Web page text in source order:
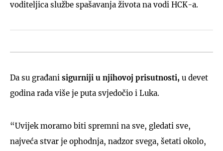
voditeljica službe spašavanja života na vodi HCK-a.
Da su građani sigurniji u njihovoj prisutnosti, u devet
godina rada više je puta svjedočio i Luka.
“Uvijek moramo biti spremni na sve, gledati sve,
najveća stvar je ophodnja, nadzor svega, šetati okolo,